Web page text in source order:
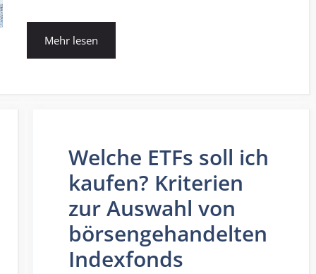
Mehr lesen
Welche ETFs soll ich
kaufen? Kriterien
zur Auswahl von
börsengehandelten
Indexfonds